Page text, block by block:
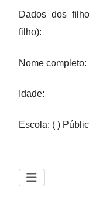
Dados dos
filho):
Nome completo:
Idade:
Escola: ( )